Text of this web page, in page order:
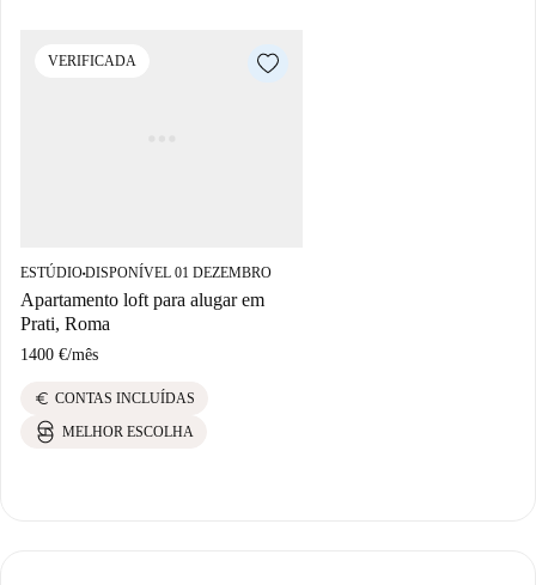
VERIFICADA
ESTÚDIO■DISPONÍVEL 01 DEZEMBRO
Apartamento loft para alugar em
Prati, Roma
1400 €/mês
euro CONTAS INCLUÍDAS
MELHOR ESCOLHA